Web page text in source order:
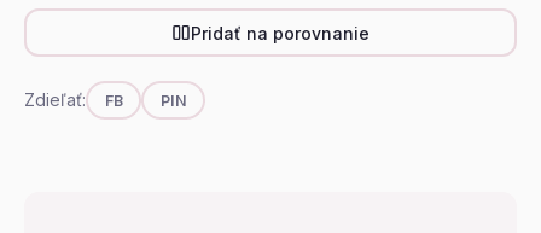
Pridať na porovnanie
Zdieľať: FB PIN